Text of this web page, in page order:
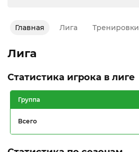
Главная Лига Тренировки
Лига
Статистика игрока в лиге
Группа
Всего